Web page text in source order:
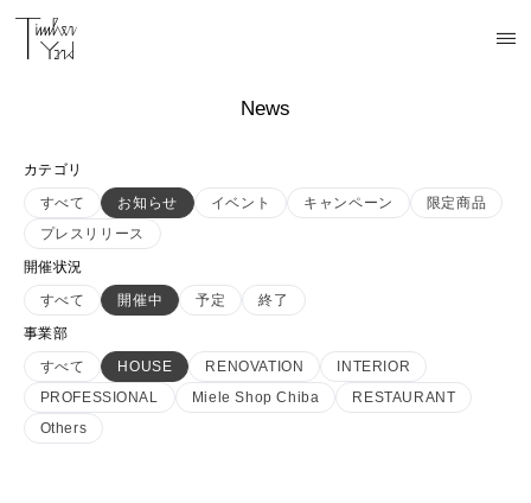
News
カテゴリ
すべて
お知らせ イベント キャンペーン
限定商品
プレスリリース
開催状況
すべて
開催中 予定
終了
事業部
すべて
HOUSE RENOVATION
INTERIOR
PROFESSIONAL
Miele Shop Chiba
RESTAURANT
Others